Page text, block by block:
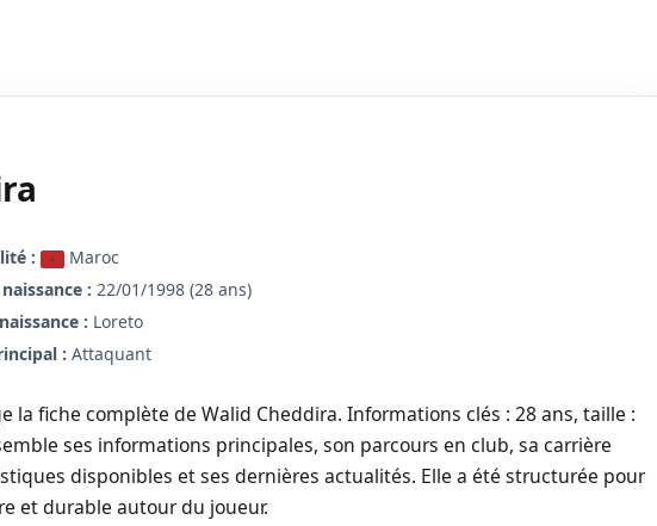
:
Maroc
: 22/01/1998 (28 ans)
: Loreto
: Attaquant
la fiche complète de Walid Cheddira. Informations clés : 28 ans, taille :
ses informations principales, son parcours en club, sa carrière
disponibles et ses dernières actualités. Elle a été structurée pour
et durable autour du joueur.